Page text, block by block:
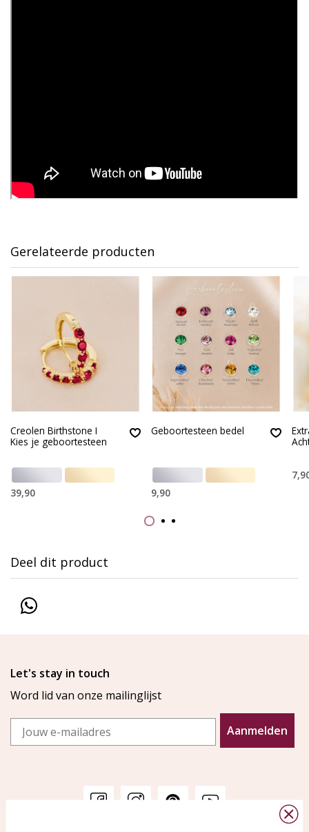
Gerelateerde producten
Creolen Birthstone I
Kies je geboortesteen
39,90
Geboortesteen bedel
9,90
Deel dit product
Let's stay in touch
Word lid van onze mailinglijst
Email
Aanmelden